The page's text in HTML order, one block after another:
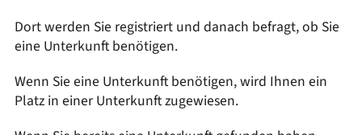
Dort werden Sie registriert und danach befragt, ob Sie
eine Unterkunft benötigen.
Wenn Sie eine Unterkunft benötigen, wird Ihnen ein
Platz in einer Unterkunft zugewiesen.